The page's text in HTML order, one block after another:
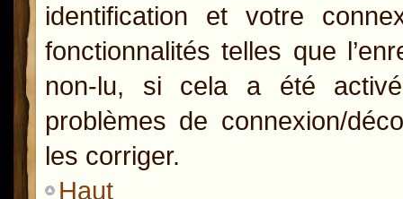
identification et votre
fonctionnalités telles que
non-lu, si cela a été
problèmes de connexion/
les corriger.
Haut